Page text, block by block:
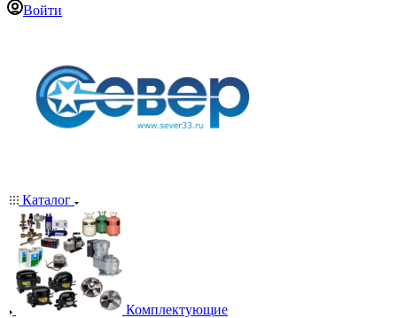
Войти
Каталог
Комплектующие